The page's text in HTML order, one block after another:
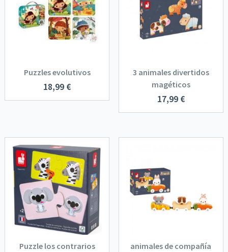
Puzzles evolutivos
18,99 €
3 animales divertidos
magéticos
17,99 €
Puzzle los contrarios
animales de compañía